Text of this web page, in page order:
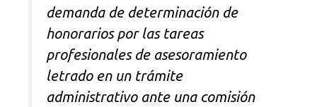
demanda de determinación de
honorarios por las tareas
profesionales de asesoramiento
letrado en un trámite
administrativo ante una comisión